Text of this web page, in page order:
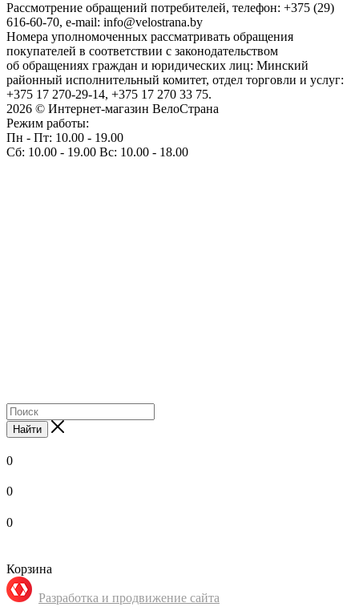
Рассмотрение обращений потребителей, телефон: +375 (29)
616-60-70, e-mail: info@velostrana.by
Номера уполномоченных рассматривать обращения
покупателей в соответствии с законодательством
об обращениях граждан и юридических лиц: Минский
районный исполнительный комитет, отдел торговли и услуг:
+375 17 270-29-14, +375 17 270 33 75.
2026 © Интернет-магазин ВелоСтрана
Режим работы:
Пн - Пт: 10.00 - 19.00
Сб: 10.00 - 19.00 Вс: 10.00 - 18.00
Найти
0
0
0
Корзина
Разработка и продвижение сайта